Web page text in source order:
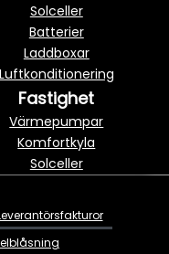
Solceller
Batterier
Laddboxar
Luftkonditionering
Fastighet
Värmepumpar
Komfortkyla
Solceller